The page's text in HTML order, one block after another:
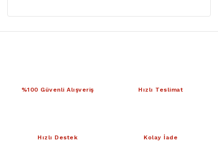
%100 Güvenli Alışveriş Hızlı Teslimat
Hızlı Destek Kolay İade